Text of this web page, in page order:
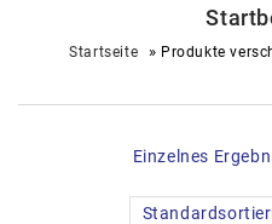
Startseite » Produkte
Einzelnes